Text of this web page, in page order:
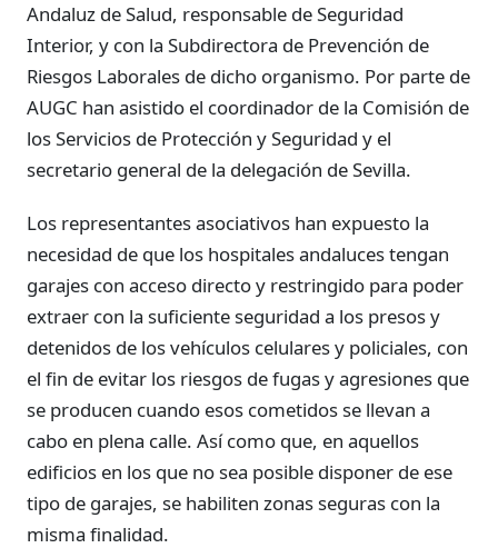
Andaluz de Salud, responsable de Seguridad
Interior, y con la Subdirectora de Prevención de
Riesgos Laborales de dicho organismo. Por parte de
AUGC han asistido el coordinador de la Comisión de
los Servicios de Protección y Seguridad y el
secretario general de la delegación de Sevilla.
Los representantes asociativos han expuesto la
necesidad de que los hospitales andaluces tengan
garajes con acceso directo y restringido para poder
extraer con la suficiente seguridad a los presos y
detenidos de los vehículos celulares y policiales, con
el fin de evitar los riesgos de fugas y agresiones que
se producen cuando esos cometidos se llevan a
cabo en plena calle. Así como que, en aquellos
edificios en los que no sea posible disponer de ese
tipo de garajes, se habiliten zonas seguras con la
misma finalidad.